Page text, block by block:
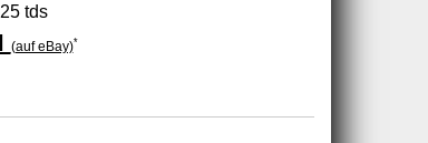
tds
(auf eBay)*